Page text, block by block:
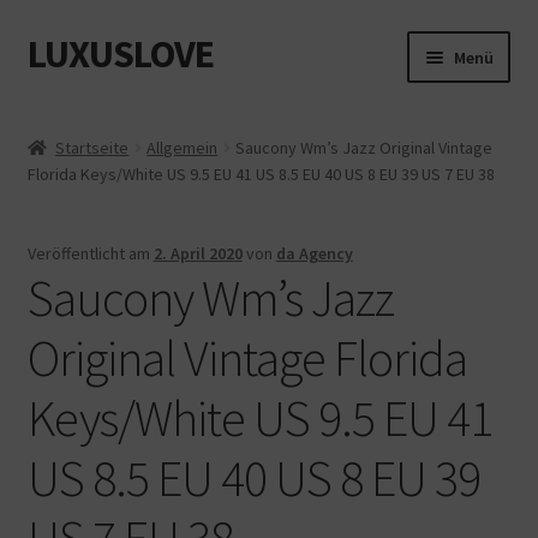
Zur
Navigation
Zum
Inhalt
LUXUSLOVE Menü
Cookie-Richtlinie (EU)
Datenschutz
Impressum
Kasse
Mein Konto
Shop
Startseite Allgemein
Saucony Wm’s Jazz Original Vintage
Florida Keys/White US 9.5 EU 41 US 8.5 EU 40 US 8 EU 39 US 7 EU 38
Veröffentlicht am 2. April 2020von da Agency
Saucony Wm’s Jazz
Original Vintage Florida
Keys/White US 9.5 EU 41
US 8.5 EU 40 US 8 EU 39